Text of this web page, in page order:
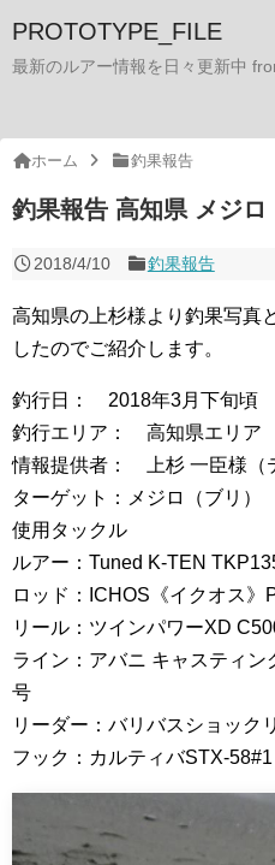
PROTOTYPE_FILE
最新のルアー情報を日々更新中
ホーム 釣果報告
釣果報告 高知県 メジロ
2018/4/10 釣果報告
高知県の上杉様より釣果写真
したのでご紹介します。
釣行日： 2018年3月下旬頃
釣行エリア： 高知県エリア
情報提供者： 上杉 一臣様（
ターゲット：メジロ（ブリ）
使用タックル
ルアー：Tuned K-TEN
ロッド：ICHOS《イクオス》
リール：ツインパワーXD
ライン：アバニ キャスティ
号
リーダー：バリバスショック
フック：カルティバSTX-58#1